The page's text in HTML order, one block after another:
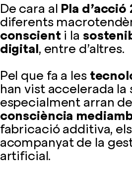
De cara al Pla d’acció
diferents
conscient i la
digital, entre d’altres.
Pel que fa a les
han vist accelerada
especialment arran de
consciència
fabricació additiva,
acompanyat de la
artificial.